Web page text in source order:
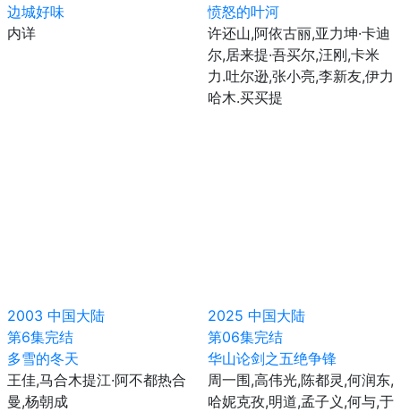
边城好味
内详
愤怒的叶河
许还山,阿依古丽,亚力坤·卡迪
尔,居来提·吾买尔,汪刚,卡米
力.吐尔逊,张小亮,李新友,伊力
哈木.买买提
2003 中国大陆
第6集完结
多雪的冬天
王佳,马合木提江·阿不都热合
曼,杨朝成
2025 中国大陆
第06集完结
华山论剑之五绝争锋
周一围,高伟光,陈都灵,何润东,
哈妮克孜,明道,孟子义,何与,于